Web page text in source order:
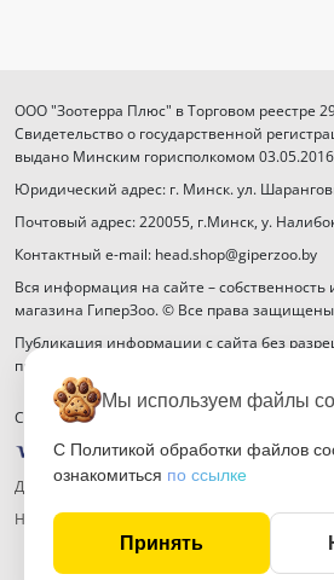
ООО "Зоотерра Плюс" в Торговом реестре
Свидетельство о государственной
выдано Минским горисполкомом 03.05.2016
Юридический адрес: г. Минск. ул.
Почтовый адрес: 220055, г.Минск, у.
Контактный e-mail: head.shop@giperzoo.by
Вся информация на сайте – собственность
магазина ГиперЗоо. © Все права
Публикация информации с сайта без
правообладателя запрещена.
Способы оплаты
Договор публичной оферты
Настройка файлов cookie
Мы используем файлы
С Политикой обработки файлов
ознакомиться по ссылке
Принять